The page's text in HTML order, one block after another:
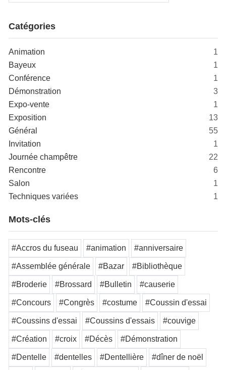
Catégories
Animation
1
Bayeux
1
Conférence
1
Démonstration
3
Expo-vente
1
Exposition
13
Général
55
Invitation
1
Journée champêtre
22
Rencontre
6
Salon
1
Techniques variées
1
Mots-clés
#Accros du fuseau #animation #anniversaire
#Assemblée générale #Bazar #Bibliothèque
#Broderie #Brossard #Bulletin #causerie
#Concours #Congrès #costume #Coussin d'essai
#Coussins d'essai #Coussins d'essais #couvige
#Création #croix #Décès #Démonstration
#Dentelle #dentelles #Dentellière #dîner de noël